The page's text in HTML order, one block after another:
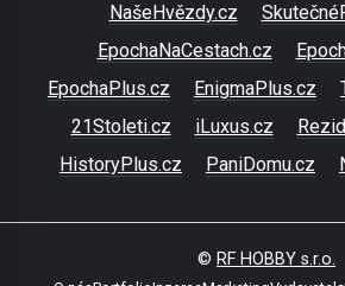
NašeHvězdy.cz
EpochaNaCestach.cz
EpochaPlus.cz
EnigmaPlus.cz
21Stoleti.cz
iLuxus.cz
HistoryPlus.cz
PaniDomu.cz
© RF HOBBY s.r.o.